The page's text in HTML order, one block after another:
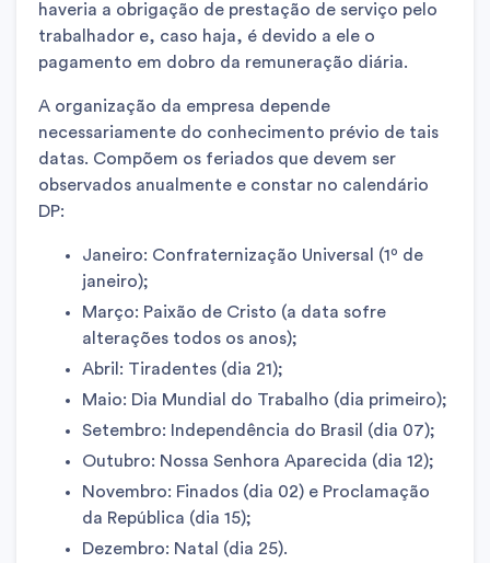
haveria a obrigação de prestação de serviço pelo
trabalhador e, caso haja, é devido a ele o
pagamento em dobro da remuneração diária.
A organização da empresa depende
necessariamente do conhecimento prévio de tais
datas. Compõem os feriados que devem ser
observados anualmente e constar no calendário
DP:
Janeiro: Confraternização Universal (1º de
janeiro);
Março: Paixão de Cristo (a data sofre
alterações todos os anos);
Abril: Tiradentes (dia 21);
Maio: Dia Mundial do Trabalho (dia primeiro);
Setembro: Independência do Brasil (dia 07);
Outubro: Nossa Senhora Aparecida (dia 12);
Novembro: Finados (dia 02) e Proclamação
da República (dia 15);
Dezembro: Natal (dia 25).